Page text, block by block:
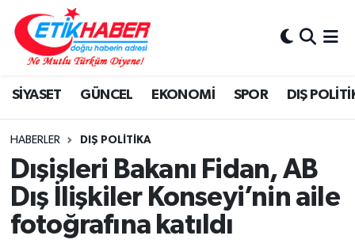
SİYASET GÜNCEL EKONOMİ SPOR DIŞ
HABERLER DIŞ POLİTİKA
Dışişleri Bakanı Fidan, AB
Dış İlişkiler Konseyi’nin aile
fotoğrafına katıldı
BİLİM-TEKNOLOJİ
DIŞ POLİTİKA
DÜNYA
EĞİTİM GENÇLİK
EKONOMİ
Nöbetçi Eczaneler
Hava Durumu
İstanbul Namaz Vakitleri
Trafik Durumu
Süper Lig Puan Durumu ve Fikstür